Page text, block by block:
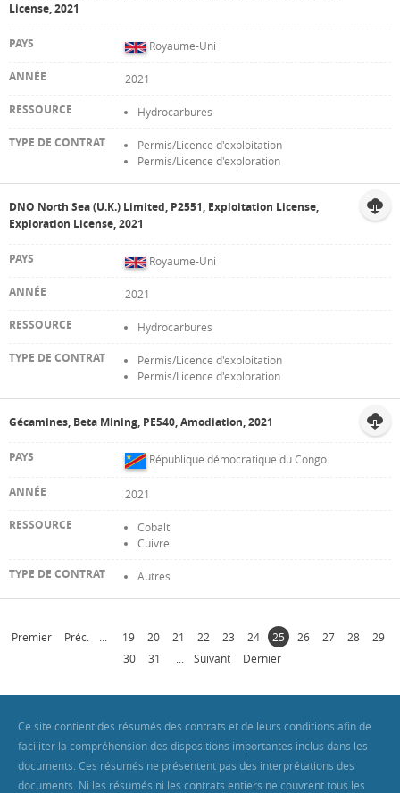
License, 2021
Royaume-Uni
2021
Hydrocarbures
Permis/Licence d'exploitation
Permis/Licence d'exploration
DNO North Sea (U.K.) Limited, P2551, Exploitation License,
Exploration License, 2021
Royaume-Uni
2021
Hydrocarbures
Permis/Licence d'exploitation
Permis/Licence d'exploration
Gécamines, Beta Mining, PE540, Amodiation, 2021
République démocratique du Congo
2021
Cobalt
Cuivre
Autres
Premier Préc. 19 20 21 22 23 24 25 26 27 28
29
30
31 Suivant Dernier
Ce site contient des résumés des contrats et de leurs conditions afin de
faciliter la compréhension des dispositions importantes inclus dans les
documents. Ces résumés ne présentent pas des interprétations des
documents. Ni les résumés ni les contrats entiers ne couvrent tous les